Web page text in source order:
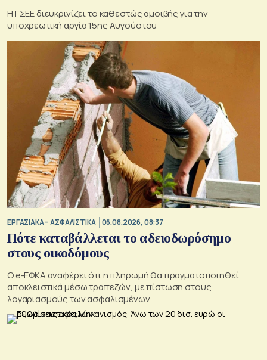
Η ΓΣΕΕ διευκρινίζει το καθεστώς αμοιβής για την
υποχρεωτική αργία 15ης Αυγούστου
ΕΡΓΑΣΙΑΚΑ – ΑΣΦΑΛΙΣΤΙΚΑ 06.08.2026, 08:37
Πότε καταβάλλεται το αδειοδωρόσημο
στους οικοδόμους
O e-ΕΦΚΑ αναφέρει ότι η πληρωμή θα πραγματοποιηθεί
αποκλειστικά μέσω τραπεζών, με πίστωση στους
λογαριασμούς των ασφαλισμένων